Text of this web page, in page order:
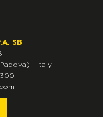
SB
- Italy